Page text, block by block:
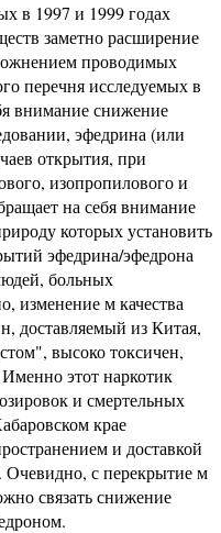
в 1997 и 1999 годах
заметно расширение
проводимых
перечня исследуемых в
внимание снижение
эфедрина (или
открытия, при
изопропилового и
на себя внимание
которых установить
эфедрина/эфедрона
больных
изменение м качества
доставляемый из Китая,
высоко токсичен,
этот наркотик
и смертельных
крае
и доставкой
Очевидно, с перекрытие м
связать снижение